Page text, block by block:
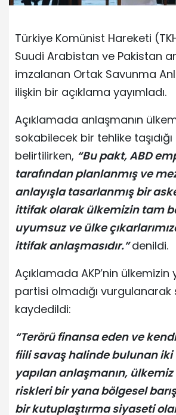
Türkiye Komünist Hareketi
Suudi Arabistan ve Pakistan
imzalanan Ortak Savunma
ilişkin bir açıklama yayımladı.
Açıklamada anlaşmanın
sokabilecek bir tehlike taşıdığı
belirtilirken, “Bu pakt, ABD
tarafından planlanmış ve
anlayışla tasarlanmış bir
ittifak olarak ülkemizin tam
uyumsuz ve ülke
ittifak anlaşmasıdır.” denildi.
Açıklamada AKP’nin ülkemizin
partisi olmadığı vurgulanarak
kaydedildi:
“Terörü finansa eden ve
fiili savaş halinde bulunan iki
yapılan anlaşmanın, ülkemiz
riskleri bir yana bölgesel
bir kutuplaştırma siyaseti